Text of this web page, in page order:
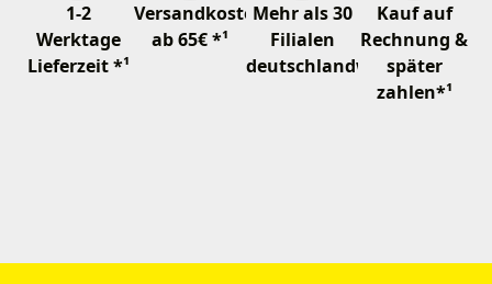
1-2
Werktage
Lieferzeit *¹
Versandkostenfrei
ab 65€ *¹
Mehr als 30
Filialen
deutschlandweit
Kauf auf
Rechnung &
später
zahlen*¹